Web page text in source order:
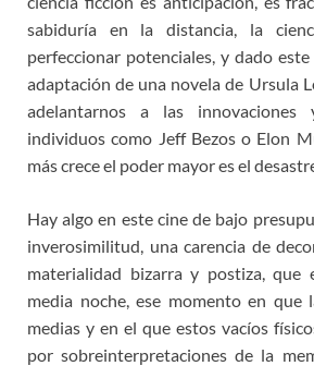
sabiduría en la distancia, la
perfeccionar potenciales, y dado
adaptación de una novela de Ursula
adelantarnos a las innovaciones
individuos como Jeff Bezos o Elon
más crece el poder mayor es el
Hay algo en este cine de bajo
inverosimilitud, una carencia de
materialidad bizarra y postiza, que
media noche, ese momento en que
medias y en el que estos vacíos
por sobreinterpretaciones de la